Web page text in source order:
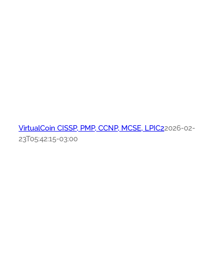
VirtualCoin CISSP, PMP, CCNP, MCSE, LPIC22026-02-
23T05:42:15-03:00